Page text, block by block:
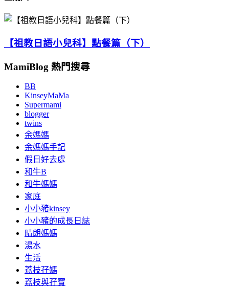
【祖教日語小兒科】點餐篇（下）
MamiBlog 熱門搜尋
BB
KinseyMaMa
Supermami
blogger
twins
余媽媽
余媽媽手記
假日好去處
和牛B
和牛媽媽
家庭
小小豬kinsey
小小豬的成長日誌
晴朗媽媽
湯水
生活
荔枝孖媽
荔枝與孖寶